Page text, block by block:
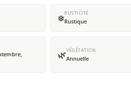
❄️RUSTICITÉ
Rustique
🌿VÉGÉTATION
Annuelle